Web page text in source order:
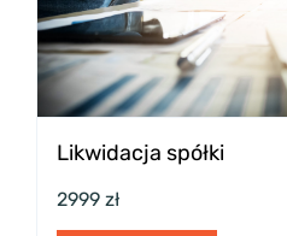
Likwidacja spółki
2999 zł